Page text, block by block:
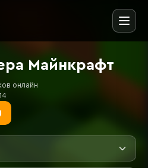
Майнкрафт
онлайн